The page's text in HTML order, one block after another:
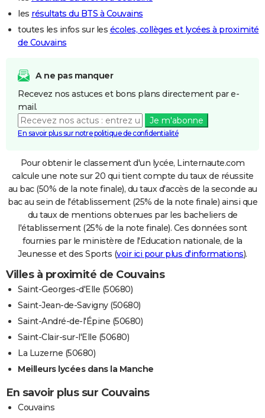
les résultats du BTS à Couvains
toutes les infos sur les écoles, collèges et lycées à proximité
de Couvains
A ne pas manquer
Recevez nos astuces et bons plans directement par e-
mail.
Je m'abonne
En savoir plus sur notre politique de confidentialité
Pour obtenir le classement d'un lycée, Linternaute.com
calcule une note sur 20 qui tient compte du taux de réussite
au bac (50% de la note finale), du taux d'accès de la seconde au
bac au sein de l'établissement (25% de la note finale) ainsi que
du taux de mentions obtenues par les bacheliers de
l'établissement (25% de la note finale). Ces données sont
fournies par le ministère de l'Education nationale, de la
Jeunesse et des Sports (voir ici pour plus d'informations).
Villes à proximité de Couvains
Saint-Georges-d'Elle (50680)
Saint-Jean-de-Savigny (50680)
Saint-André-de-l'Épine (50680)
Saint-Clair-sur-l'Elle (50680)
La Luzerne (50680)
Meilleurs lycées dans la Manche
En savoir plus sur Couvains
Couvains